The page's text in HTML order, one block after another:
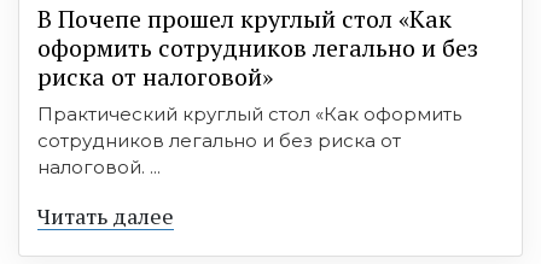
В Почепе прошел круглый стол «Как
оформить сотрудников легально и без
риска от налоговой»
Практический круглый стол «Как оформить
сотрудников легально и без риска от
налоговой. ...
Читать далее